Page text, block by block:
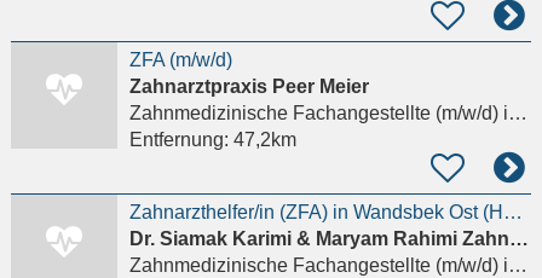
ZFA (m/w/d)
Zahnarztpraxis Peer Meier
Zahnmedizinische Fachangestellte (m/w/d)in Hamburg
Entfernung: 47,2km
Zahnarzthelfer/in (ZFA) in Wandsbek Ost (HH-Tonndorf) gesucht. Übertariflich faire Bezahlung
Dr. Siamak Karimi & Maryam Rahimi Zahnärzte
Zahnmedizinische Fachangestellte (m/w/d)in Hamburg